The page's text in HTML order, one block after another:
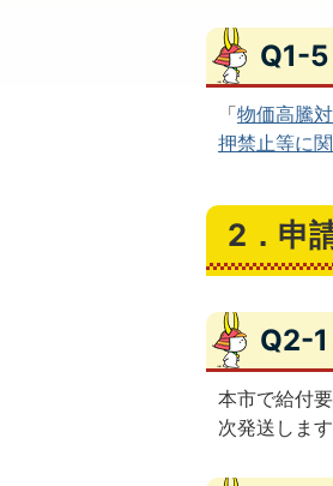
Q1-
「物価高騰
押禁止等に
2．申
Q2-1
本市で給付
次発送します